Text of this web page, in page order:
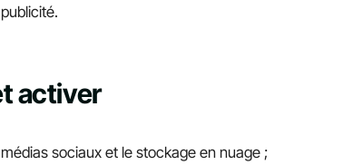
activer
sociaux et le stockage en nuage ;